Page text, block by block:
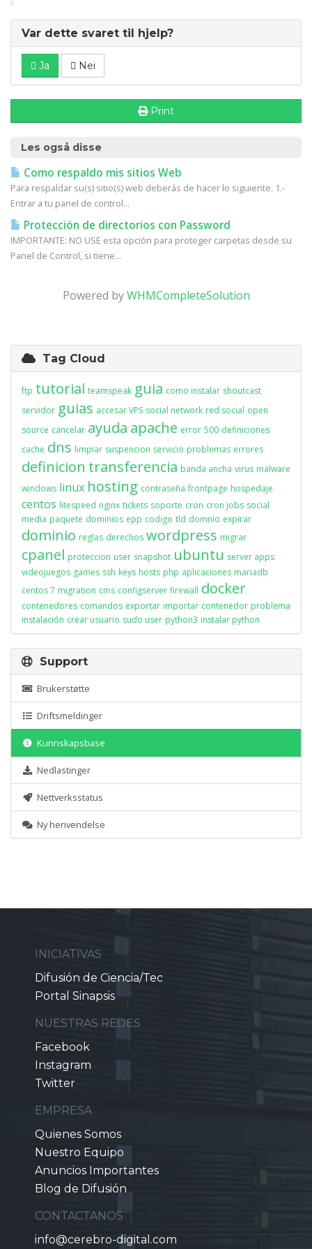
Var dette svaret til hjelp?
Ja Nei
Print
Les også disse
Como respaldo mis sitios Web
Para respaldar su(s) sitio(s) web deberás de hacer lo siguiente. 1.-
Entrar a tu panel de control...
Protección de directorios con Password
IMPORTANTE: NO USE esta opción para proteger carpetas desde su
Panel de Control, si tiene...
Powered byWHMCompleteSolution
Tag Cloud
ftp tutorial teamspeak guia como instalar shoutcast
servidor guias accesar VPS social network red social open
source cancelar ayuda apache error 500 definiciones
cache dns limpiar suspencion servicio problemas errores
definicion transferencia banda ancha virus malware
windows linux hosting contraseña frontpage hospedaje
centos litespeed nginx tickets soporte cron cron jobs social
media paquete dominios epp codigo tld domnio expirar
dominio reglas derechos wordpress migrar
cpanel proteccion user snapshot ubuntu server apps
videojuegos games ssh keys hosts php aplicaciones mariadb
centos 7 migration cms configserver firewall docker
contenedores comandos exportar importar contenedor problema
instalación crear usuario sudo user python3 instalar python
Support
Brukerstøtte
Driftsmeldinger
Kunnskapsbase
Nedlastinger
Nettverksstatus
Ny henvendelse
INICIATIVAS
Difusión de Ciencia/Tec
Portal Sinapsis
NUESTRAS REDES
Facebook
Instagram
Twitter
EMPRESA
Quienes Somos
Nuestro Equipo
Anuncios Importantes
Blog de Difusión
CONTACTANOS
info@cerebro-digital.com